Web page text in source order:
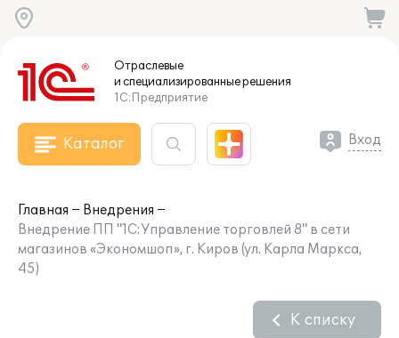
Отраслевые
и специализированныерешения
1С:Предприятие
Каталог Вход
Главная
Внедрения
Внедрение ПП "1С:Управление торговлей 8" в сети
магазинов «Экономшоп», г. Киров (ул. Карла Маркса,
45)
К списку